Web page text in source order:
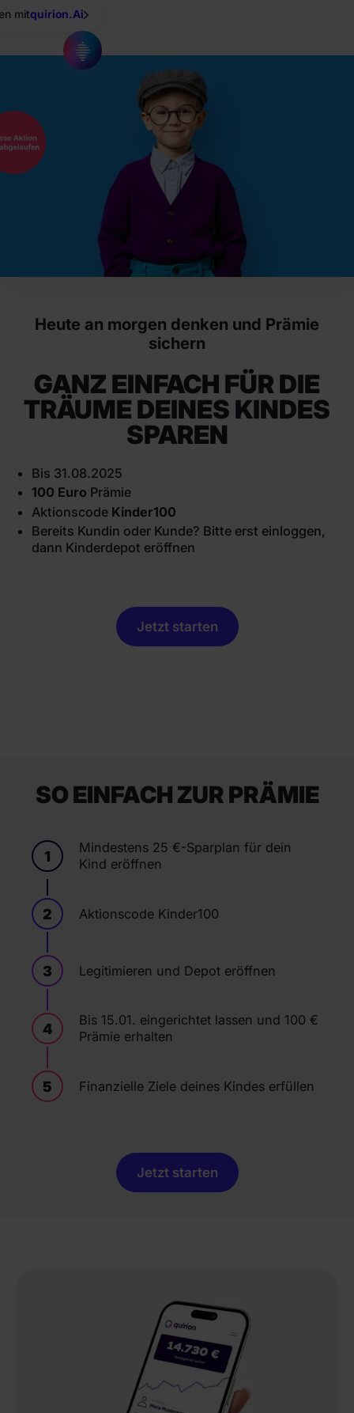
mitquirion.Ai
Heute an morgen denken und Prämie
sichern
GANZ EINFACH FÜR DIE
TRÄUME DEINES KINDES
SPAREN
Bis 31.08.2025
100 Euro Prämie
Aktionscode Kinder100
Bereits Kundin oder Kunde? Bitte erst einloggen,
dann Kinderdepot eröffnen
Jetzt starten
SO EINFACH ZUR PRÄMIE
1
Mindestens 25 €-Sparplan für dein
Kind eröffnen
2 Aktionscode Kinder100
3 Legitimieren und Depot eröffnen
4
Bis 15.01. eingerichtet lassen und 100 €
Prämie erhalten
5 Finanzielle Ziele deines Kindes erfüllen
Jetzt starten